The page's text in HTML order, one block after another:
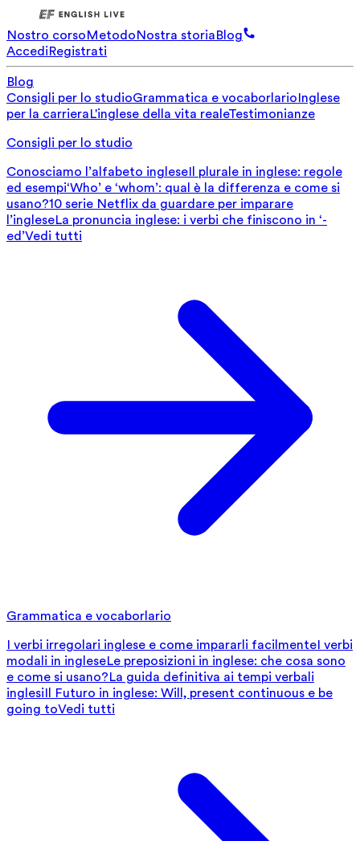
Nostro corsoMetodoNostra storiaBlog
AccediRegistrati
Blog
Consigli per lo studioGrammatica e vocaborlarioInglese
per la carrieraL'inglese della vita realeTestimonianze
Consigli per lo studio
Conosciamo l’alfabeto ingleseIl plurale in inglese: regole
ed esempi‘Who’ e ‘whom’: qual è la differenza e come si
usano?10 serie Netflix da guardare per imparare
l’ingleseLa pronuncia inglese: i verbi che finiscono in ‘-
ed’Vedi tutti
Grammatica e vocaborlario
I verbi irregolari inglese e come impararli facilmenteI verbi
modali in ingleseLe preposizioni in inglese: che cosa sono
e come si usano?La guida definitiva ai tempi verbali
inglesiIl Futuro in inglese: Will, present continuous e be
going toVedi tutti